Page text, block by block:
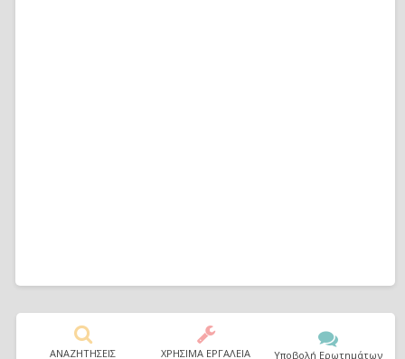
ΑΝΑΖΗΤΗΣΕΙΣ ΧΡΗΣΙΜΑ ΕΡΓΑΛΕΙΑ Υποβολή Ερωτημάτων